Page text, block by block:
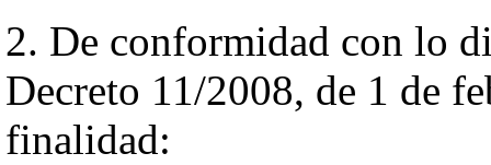
2. De conformidad con lo
Decreto 11/2008, de 1 de
finalidad: